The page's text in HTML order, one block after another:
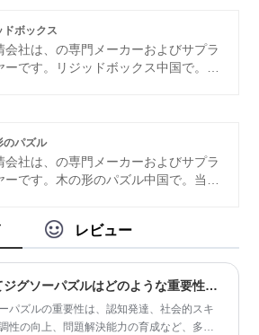
当社の工場はBSCI、FSC、SGS認証
得しており、製品の90％はヨーロッ
米国、その他の先進国に輸出されてお
。
ドボックス
会社は、の専門メーカーおよびサプラ
ーです。
リジッドボックス中国で。当
タマイズされた当社は豊富な生産管理
を持ち、他の20社以上のOEM顧客が
パートナーです。
のパズル
会社は、の専門メーカーおよびサプラ
ーです。 木の形のパズル中国で。当社
カスタマイズされたハイエンドの木製
ムおもちゃの製造に特化しており、豊
デザイナー、その他20社以上のOEM
が優先されています。相棒。
レビュー
子どもたちにとってジグソーパズルはどのような重要性を持っていますか?
パズルの重要性は、認知発達、社会的スキ
性の向上、問題解決能力の育成など、多面